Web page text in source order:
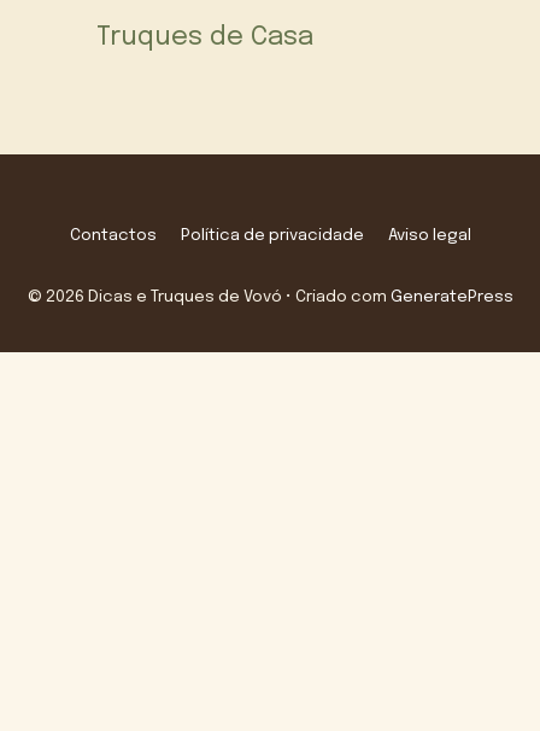
Truques de Casa
Contactos Política de privacidade Aviso legal
© 2026 Dicas e Truques de Vovó • Criado com GeneratePress